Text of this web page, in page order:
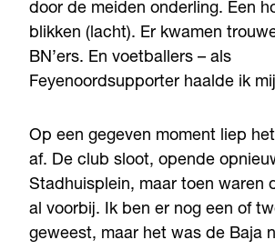
door de meiden onderling. Een
blikken (lacht). Er kwamen
BN’ers. En voetballers – als
Feyenoordsupporter haalde ik
Op een gegeven moment liep
af. De club sloot, opende
Stadhuisplein, maar toen waren
al voorbij. Ik ben er nog een of
geweest, maar het was de Baja